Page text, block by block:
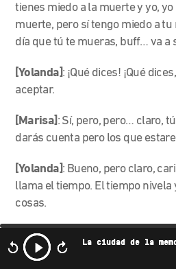
La ciudad de la
tienes miedo a la muerte y yo,
muerte, pero sí tengo miedo a
día que tú te mueras, buff… va a
[Yolanda]: ¡Qué dices! ¡Qué
aceptar.
[Marisa] : Sí, pero, pero… claro,
darás cuenta pero los que
[Yolanda]: Bueno, pero claro,
llama el tiempo. El tiempo
cosas.
[Marisa]
entonces?